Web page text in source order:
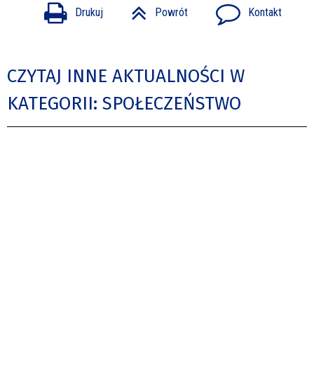
Drukuj Powrót Kontakt
CZYTAJ INNE AKTUALNOŚCI W
KATEGORII: SPOŁECZEŃSTWO